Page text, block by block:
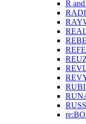
R and